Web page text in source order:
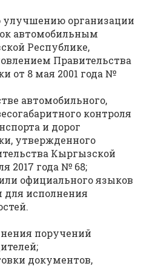
улучшению организации
автомобильным
Республике,
Правительства
от 8 мая 2001 года №
автомобильного,
контроля
и дорог
утвержденного
Кыргызской
2017 года № 68;
официального языков
для исполнения
поручений
документов,